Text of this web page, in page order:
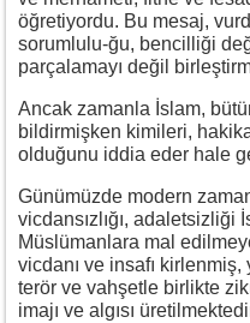
öğretiyordu. Bu mesaj,
sorumlulu-ğu, bencilliği
parçalamayı değil
Ancak zamanla İslam,
bildirmişken kimileri,
olduğunu iddia eder hale
Günümüzde modern
vicdansızlığı, adaletsizliği
Müslümanlara mal
vicdanı ve insafı
terör ve vahşetle birlikte
imajı ve algısı